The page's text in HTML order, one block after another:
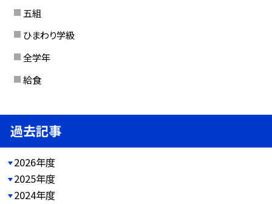
五組
ひまわり学級
全学年
給食
過去記事
2026年度
2025年度
2024年度